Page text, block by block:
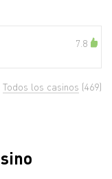
7.8
Todos los casinos (469)